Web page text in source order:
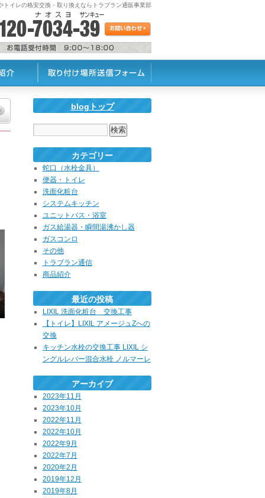
トイレの格安交換・取り換えならトラブラン通販事業部
blogトップ
カテゴリー
蛇口（水栓金具）
便器・トイレ
洗面化粧台
システムキッチン
ユニットバス・浴室
ガス給湯器・瞬間湯沸かし器
ガスコンロ
その他
トラブラン通信
商品紹介
最近の投稿
LIXIL 洗面化粧台 交換工事
【トイレ】LIXIL アメージュZへの
交換
キッチン水栓の交換工事 LIXIL シ
ングルレバー混合水栓 ノルマーレ
アーカイブ
2023年11月
2023年10月
2022年11月
2022年10月
2022年9月
2022年7月
2020年2月
2019年12月
2019年8月